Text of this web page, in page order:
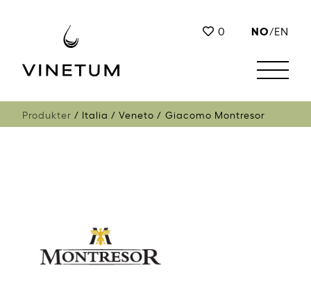
0 NO/EN
Produkter Italia Veneto Giacomo Montresor